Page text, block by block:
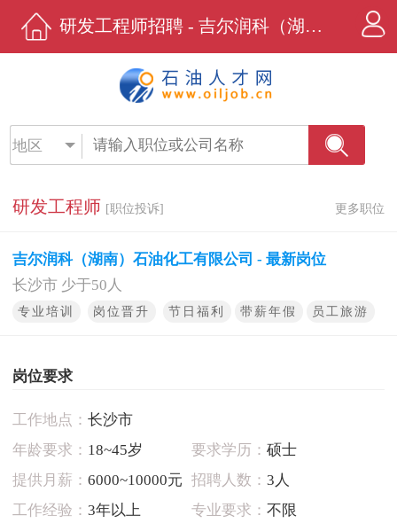
研发工程师招聘 - 吉尔润科（湖南）石油化工有限公司 - 石油人才网
地区
研发工程师 [职位投诉] 更多职位
吉尔润科（湖南）石油化工有限公司 - 最新岗位
长沙市 少于50人
专业培训 岗位晋升 节日福利 带薪年假 员工旅游
岗位要求
工作地点： 长沙市
年龄要求： 18~45岁 要求学历： 硕士
提供月薪： 6000~10000元 招聘人数： 3人
工作经验： 3年以上 专业要求： 不限